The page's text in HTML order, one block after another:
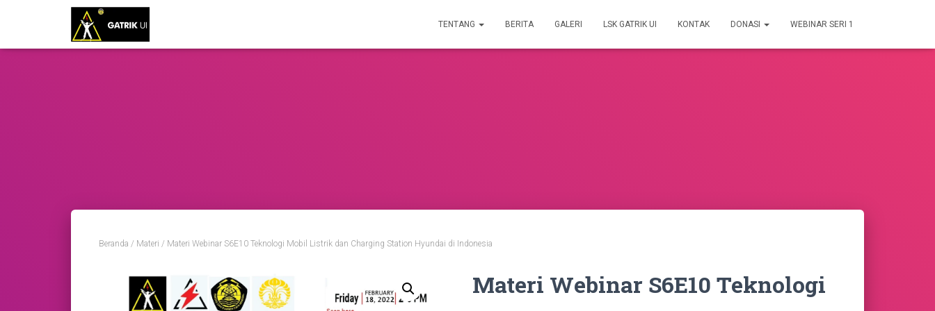
TENTANG BERITA GALERI LSK GATRIK UI KONTAK DONASI WEBINAR SERI 1
Beranda / Materi / Materi Webinar S6E10 Teknologi Mobil Listrik dan Charging Station Hyundai di Indonesia
Materi Webinar S6E10 Teknologi